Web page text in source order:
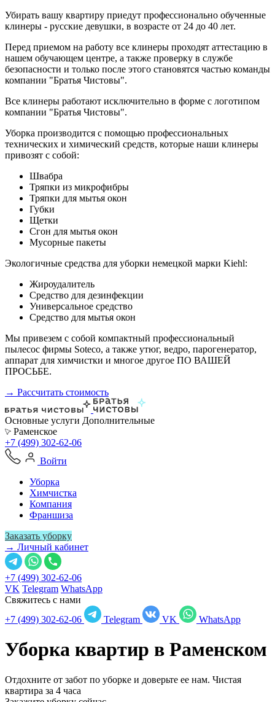
Убирать вашу квартиру приедут профессионально обученные
клинеры - русские девушки, в возрасте от 24 до 40 лет.
Перед приемом на работу все клинеры проходят аттестацию в
нашем обучающем центре, а также проверку в службе
безопасности и только после этого становятся частью команды
компании "Братья Чистовы".
Все клинеры работают исключительно в форме с логотипом
компании "Братья Чистовы".
Уборка производится с помощью профессиональных
технических и химический средств, которые наши клинеры
привозят с собой:
Швабра
Тряпки из микрофибры
Тряпки для мытья окон
Губки
Щетки
Сгон для мытья окон
Мусорные пакеты
Экологичные средства для уборки немецкой марки Kiehl:
Жироудалитель
Средство для дезинфекции
Универсальное средство
Средство для мытья окон
Мы привезем с собой компактный профессиональный
пылесос фирмы Soteco, а также утюг, ведро, парогенератор,
аппарат для химчистки и многое другое ПО ВАШЕЙ
ПРОСЬБЕ.
→ Рассчитать стоимость
Основные услуги Дополнительные
Раменское
+7 (499) 302-62-06
Войти
Уборка
Химчистка
Компания
Франшиза
Заказать уборку
→ Личный кабинет
+7 (499) 302-62-06
VK Telegram WhatsApp
Свяжитесь с нами
+7 (499) 302-62-06
Telegram VK WhatsApp
Уборка квартир в Раменском
Отдохните от забот по уборке и доверьте ее нам. Чистая
квартира за 4 часа